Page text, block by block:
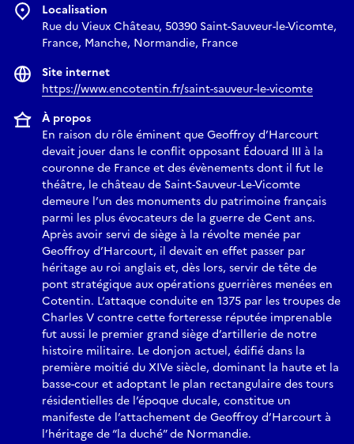
Localisation
Rue du Vieux Château, 50390 Saint-Sauveur-le-Vicomte,
France, Manche, Normandie, France
Site internet
https://www.encotentin.fr/saint-sauveur-le-vicomte
À propos
En raison du rôle éminent que Geoffroy d’Harcourt
devait jouer dans le conflit opposant Édouard III à la
couronne de France et des évènements dont il fut le
théâtre, le château de Saint-Sauveur-Le-Vicomte
demeure l’un des monuments du patrimoine français
parmi les plus évocateurs de la guerre de Cent ans.
Après avoir servi de siège à la révolte menée par
Geoffroy d’Harcourt, il devait en effet passer par
héritage au roi anglais et, dès lors, servir de tête de
pont stratégique aux opérations guerrières menées en
Cotentin. L’attaque conduite en 1375 par les troupes de
Charles V contre cette forteresse réputée imprenable
fut aussi le premier grand siège d’artillerie de notre
histoire militaire. Le donjon actuel, édifié dans la
première moitié du XIVe siècle, dominant la haute et la
basse-cour et adoptant le plan rectangulaire des tours
résidentielles de l’époque ducale, constitue un
manifeste de l’attachement de Geoffroy d’Harcourt à
l’héritage de “la duché” de Normandie.